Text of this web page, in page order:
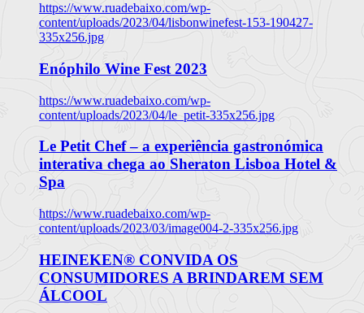
https://www.ruadebaixo.com/wp-
content/uploads/2023/04/lisbonwinefest-153-190427-
335x256.jpg
Enóphilo Wine Fest 2023
https://www.ruadebaixo.com/wp-
content/uploads/2023/04/le_petit-335x256.jpg
Le Petit Chef – a experiência gastronómica
interativa chega ao Sheraton Lisboa Hotel &
Spa
https://www.ruadebaixo.com/wp-
content/uploads/2023/03/image004-2-335x256.jpg
HEINEKEN® CONVIDA OS
CONSUMIDORES A BRINDAREM SEM
ÁLCOOL